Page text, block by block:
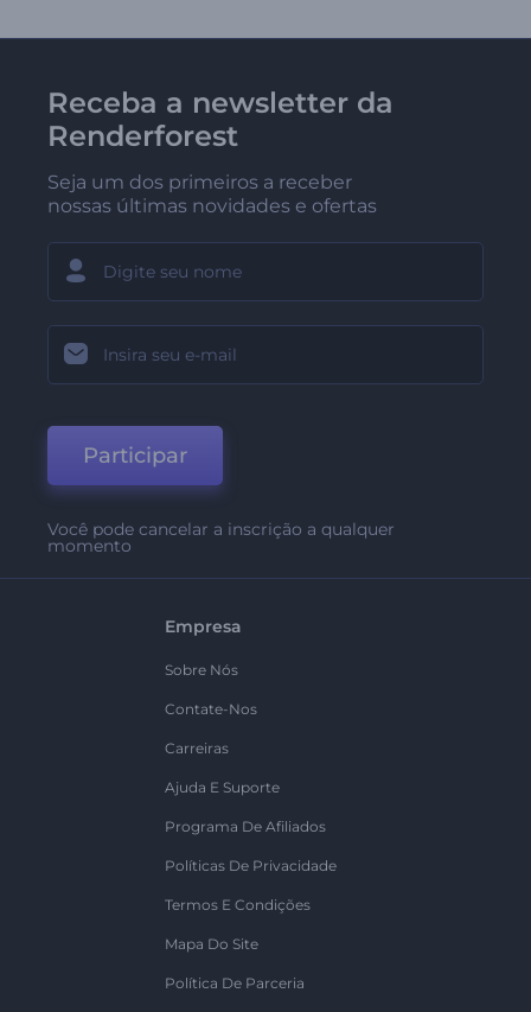
Receba a newsletter da
Renderforest
Seja um dos primeiros a receber
nossas últimas novidades e ofertas
Participar
Você pode cancelar a inscrição a qualquer
momento
Empresa
Sobre Nós
Contate-Nos
Carreiras
Ajuda E Suporte
Programa De Afiliados
Políticas De Privacidade
Termos E Condições
Mapa Do Site
Política De Parceria